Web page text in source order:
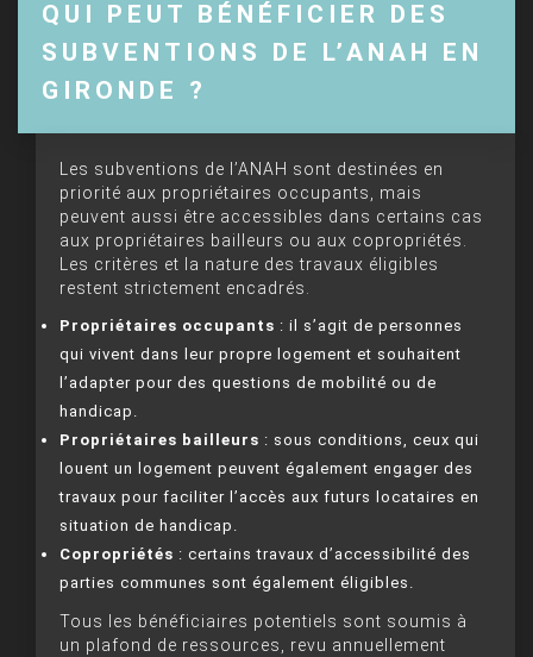
QUI PEUT BÉNÉFICIER DES
SUBVENTIONS DE L’ANAH EN
GIRONDE ?
Les subventions de l’ANAH sont destinées en
priorité aux propriétaires occupants, mais
peuvent aussi être accessibles dans certains cas
aux propriétaires bailleurs ou aux copropriétés.
Les critères et la nature des travaux éligibles
restent strictement encadrés.
Propriétaires occupants : il s’agit de personnes
qui vivent dans leur propre logement et souhaitent
l’adapter pour des questions de mobilité ou de
handicap.
Propriétaires bailleurs : sous conditions, ceux qui
louent un logement peuvent également engager des
travaux pour faciliter l’accès aux futurs locataires en
situation de handicap.
Copropriétés : certains travaux d’accessibilité des
parties communes sont également éligibles.
Tous les bénéficiaires potentiels sont soumis à
un plafond de ressources, revu annuellement